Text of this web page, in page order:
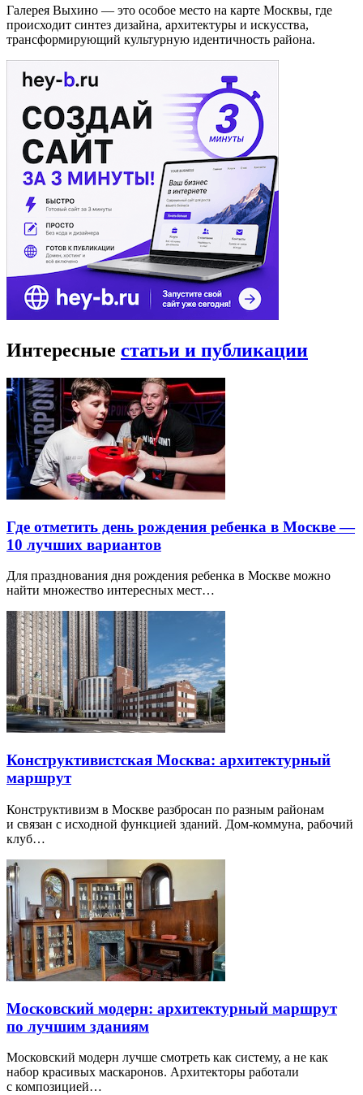
Галерея Выхино — это особое место на карте Москвы, где
происходит синтез дизайна, архитектуры и искусства,
трансформирующий культурную идентичность района.
Интересные статьи и публикации
Где отметить день рождения ребенка в Москве —
10 лучших вариантов
Для празднования дня рождения ребенка в Москве можно
найти множество интересных мест…
Конструктивистская Москва: архитектурный
маршрут
Конструктивизм в Москве разбросан по разным районам
и связан с исходной функцией зданий. Дом-коммуна, рабочий
клуб…
Московский модерн: архитектурный маршрут
по лучшим зданиям
Московский модерн лучше смотреть как систему, а не как
набор красивых маскаронов. Архитекторы работали
с композицией…